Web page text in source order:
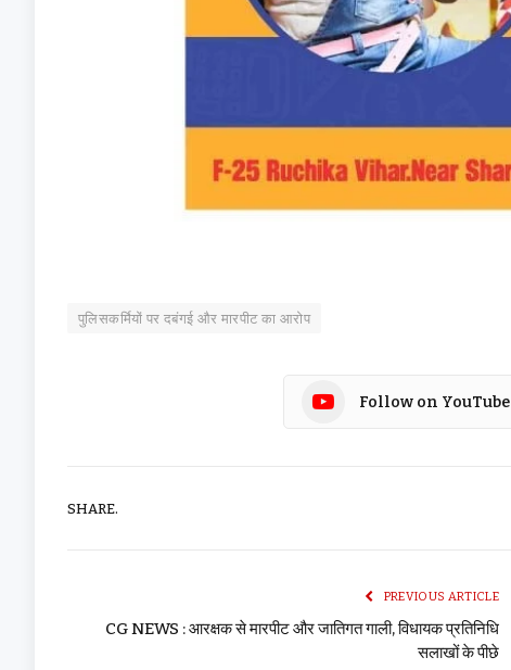
पुलिसकर्मियों पर दबंगई और मारपीट का आरोप
Follow on YouTube
SHARE.
PREVIOUS ARTICLE
CG NEWS : आरक्षक से मारपीट और जातिगत गाली, विधायक प्रतिनिधि
सलाखों के पीछे